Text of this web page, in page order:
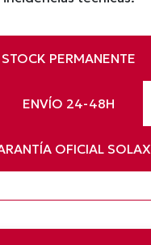
STOCK PERMANENTE
ENVÍO 24-48H
OFICIAL SOLAX